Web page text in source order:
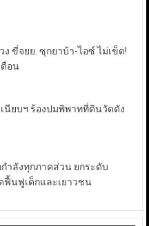
ขี่จยย. ซุกยาบ้า-ไอซ์ ไม่เข็ด!
ดือน
นียบฯ ร้องปมพิพาทที่ดินวัดดัง
ำลังทุกภาคส่วน ยกระดับ
ฟื้นฟูเด็กและเยาวชน